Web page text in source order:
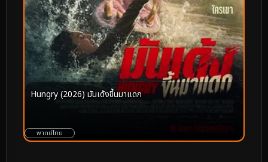
Hungry (2026) มันเด้งขึ้นมาแดก
พากย์ไทย